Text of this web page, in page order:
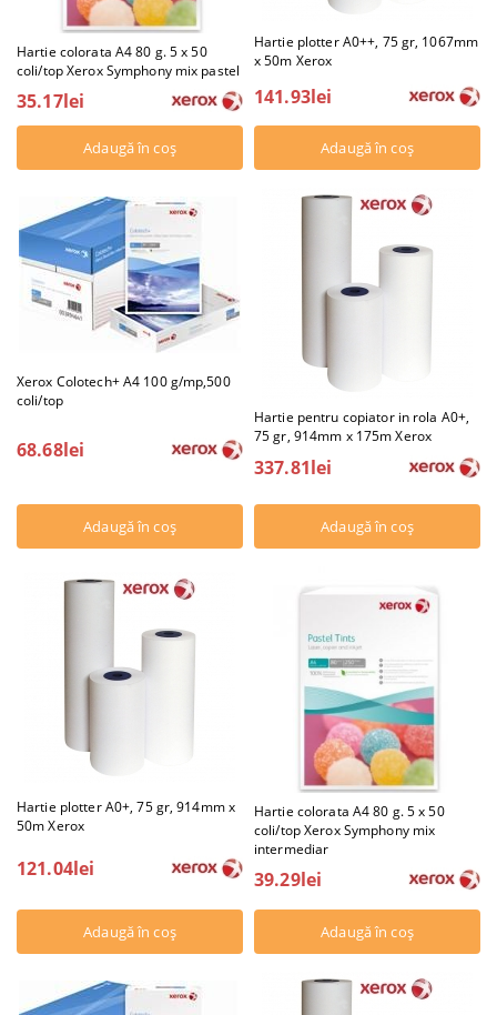
Hartie colorata A4 80 g. 5 x 50
coli/top Xerox Symphony mix pastel
35.17lei
Hartie plotter A0++, 75 gr, 1067mm
x 50m Xerox
141.93lei
Xerox Colotech+ A4 100 g/mp,500
coli/top
68.68lei
Hartie pentru copiator in rola A0+,
75 gr, 914mm x 175m Xerox
337.81lei
Hartie plotter A0+, 75 gr, 914mm x
50m Xerox
121.04lei
Hartie colorata A4 80 g. 5 x 50
coli/top Xerox Symphony mix
intermediar
39.29lei